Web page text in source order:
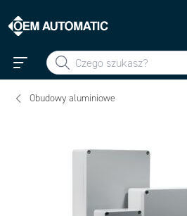
Obudowy aluminiowe